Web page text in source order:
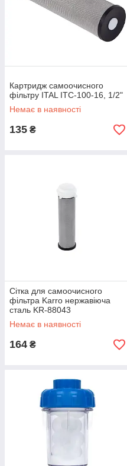
Картридж самоочисного
фільтру ITAL ITC-100-16, 1/2"
Немає в наявності
135 ₴
Сітка для самоочисного
фільтра Karro нержавіюча
сталь KR-88043
Немає в наявності
164 ₴